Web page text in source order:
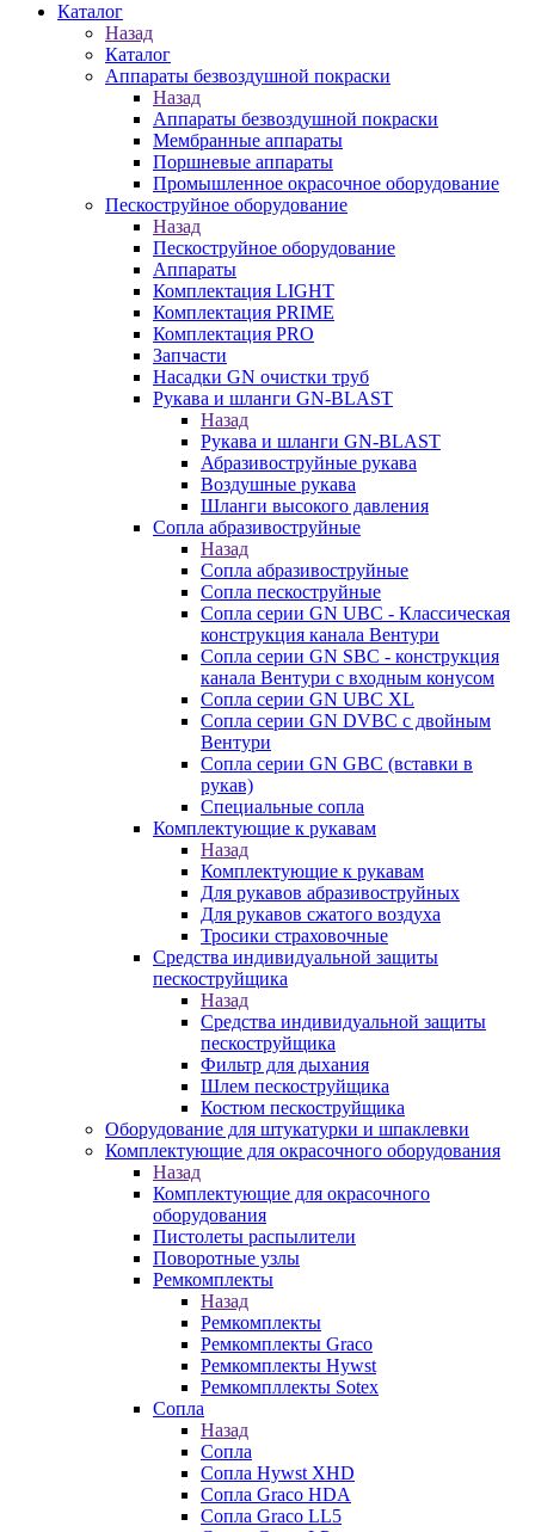
Каталог
Назад
Каталог
Аппараты безвоздушной покраски
Назад
Аппараты безвоздушной покраски
Мембранные аппараты
Поршневые аппараты
Промышленное окрасочное оборудование
Пескоструйное оборудование
Назад
Пескоструйное оборудование
Аппараты
Комплектация LIGHT
Комплектация PRIME
Комплектация PRO
Запчасти
Насадки GN очистки труб
Рукава и шланги GN-BLAST
Назад
Рукава и шланги GN-BLAST
Абразивоструйные рукава
Воздушные рукава
Шланги высокого давления
Сопла абразивоструйные
Назад
Сопла абразивоструйные
Сопла пескоструйные
Сопла серии GN UBC - Классическая
конструкция канала Вентури
Сопла серии GN SBC - конструкция
канала Вентури c входным конусом
Сопла серии GN UBC XL
Сопла серии GN DVBC с двойным
Вентури
Сопла серии GN GBC (вставки в
рукав)
Специальные сопла
Комплектующие к рукавам
Назад
Комплектующие к рукавам
Для рукавов абразивоструйных
Для рукавов сжатого воздуха
Тросики страховочные
Средства индивидуальной защиты
пескоструйщика
Назад
Средства индивидуальной защиты
пескоструйщика
Фильтр для дыхания
Шлем пескоструйщика
Костюм пескоструйщика
Оборудование для штукатурки и шпаклевки
Комплектующие для окрасочного оборудования
Назад
Комплектующие для окрасочного
оборудования
Пистолеты распылители
Поворотные узлы
Ремкомплекты
Назад
Ремкомплекты
Ремкомплекты Graco
Ремкомплекты Hywst
Ремкомпллекты Sotex
Сопла
Назад
Сопла
Сопла Hywst XHD
Сопла Graco HDA
Сопла Graco LL5